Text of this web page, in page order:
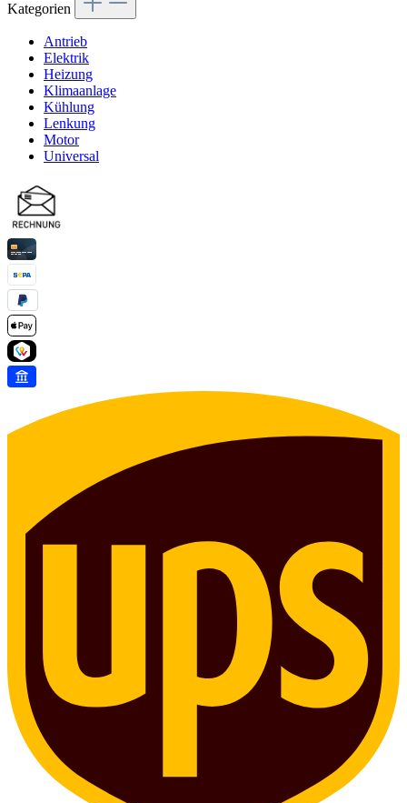
Kategorien
Antrieb
Elektrik
Heizung
Klimaanlage
Kühlung
Lenkung
Motor
Universal